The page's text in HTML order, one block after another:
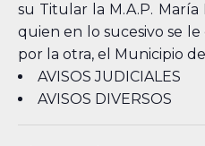
su Titular la M.A.P. María
quien en lo sucesivo se le
por la otra, el Municipio
AVISOS JUDICIALES
AVISOS DIVERSOS